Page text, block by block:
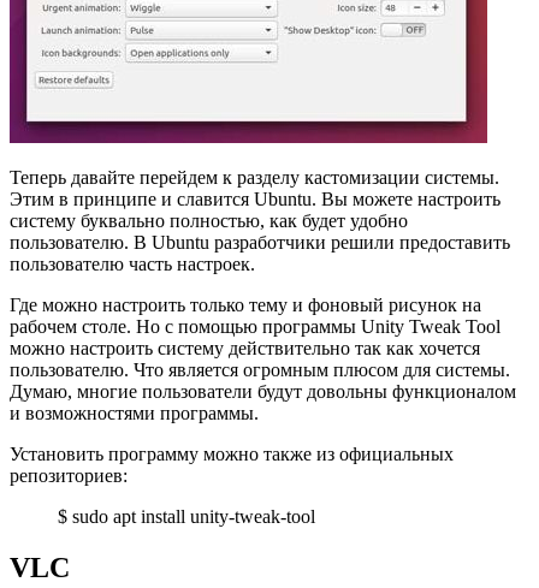
Теперь давайте перейдем к разделу кастомизации системы.
Этим в принципе и славится Ubuntu. Вы можете настроить
систему буквально полностью, как будет удобно
пользователю. В Ubuntu разработчики решили предоставить
пользователю часть настроек.
Где можно настроить только тему и фоновый рисунок на
рабочем столе. Но с помощью программы Unity Tweak Tool
можно настроить систему действительно так как хочется
пользователю. Что является огромным плюсом для системы.
Думаю, многие пользователи будут довольны функционалом
и возможностями программы.
Установить программу можно также из официальных
репозиториев:
$ sudo apt install unity-tweak-tool
VLC